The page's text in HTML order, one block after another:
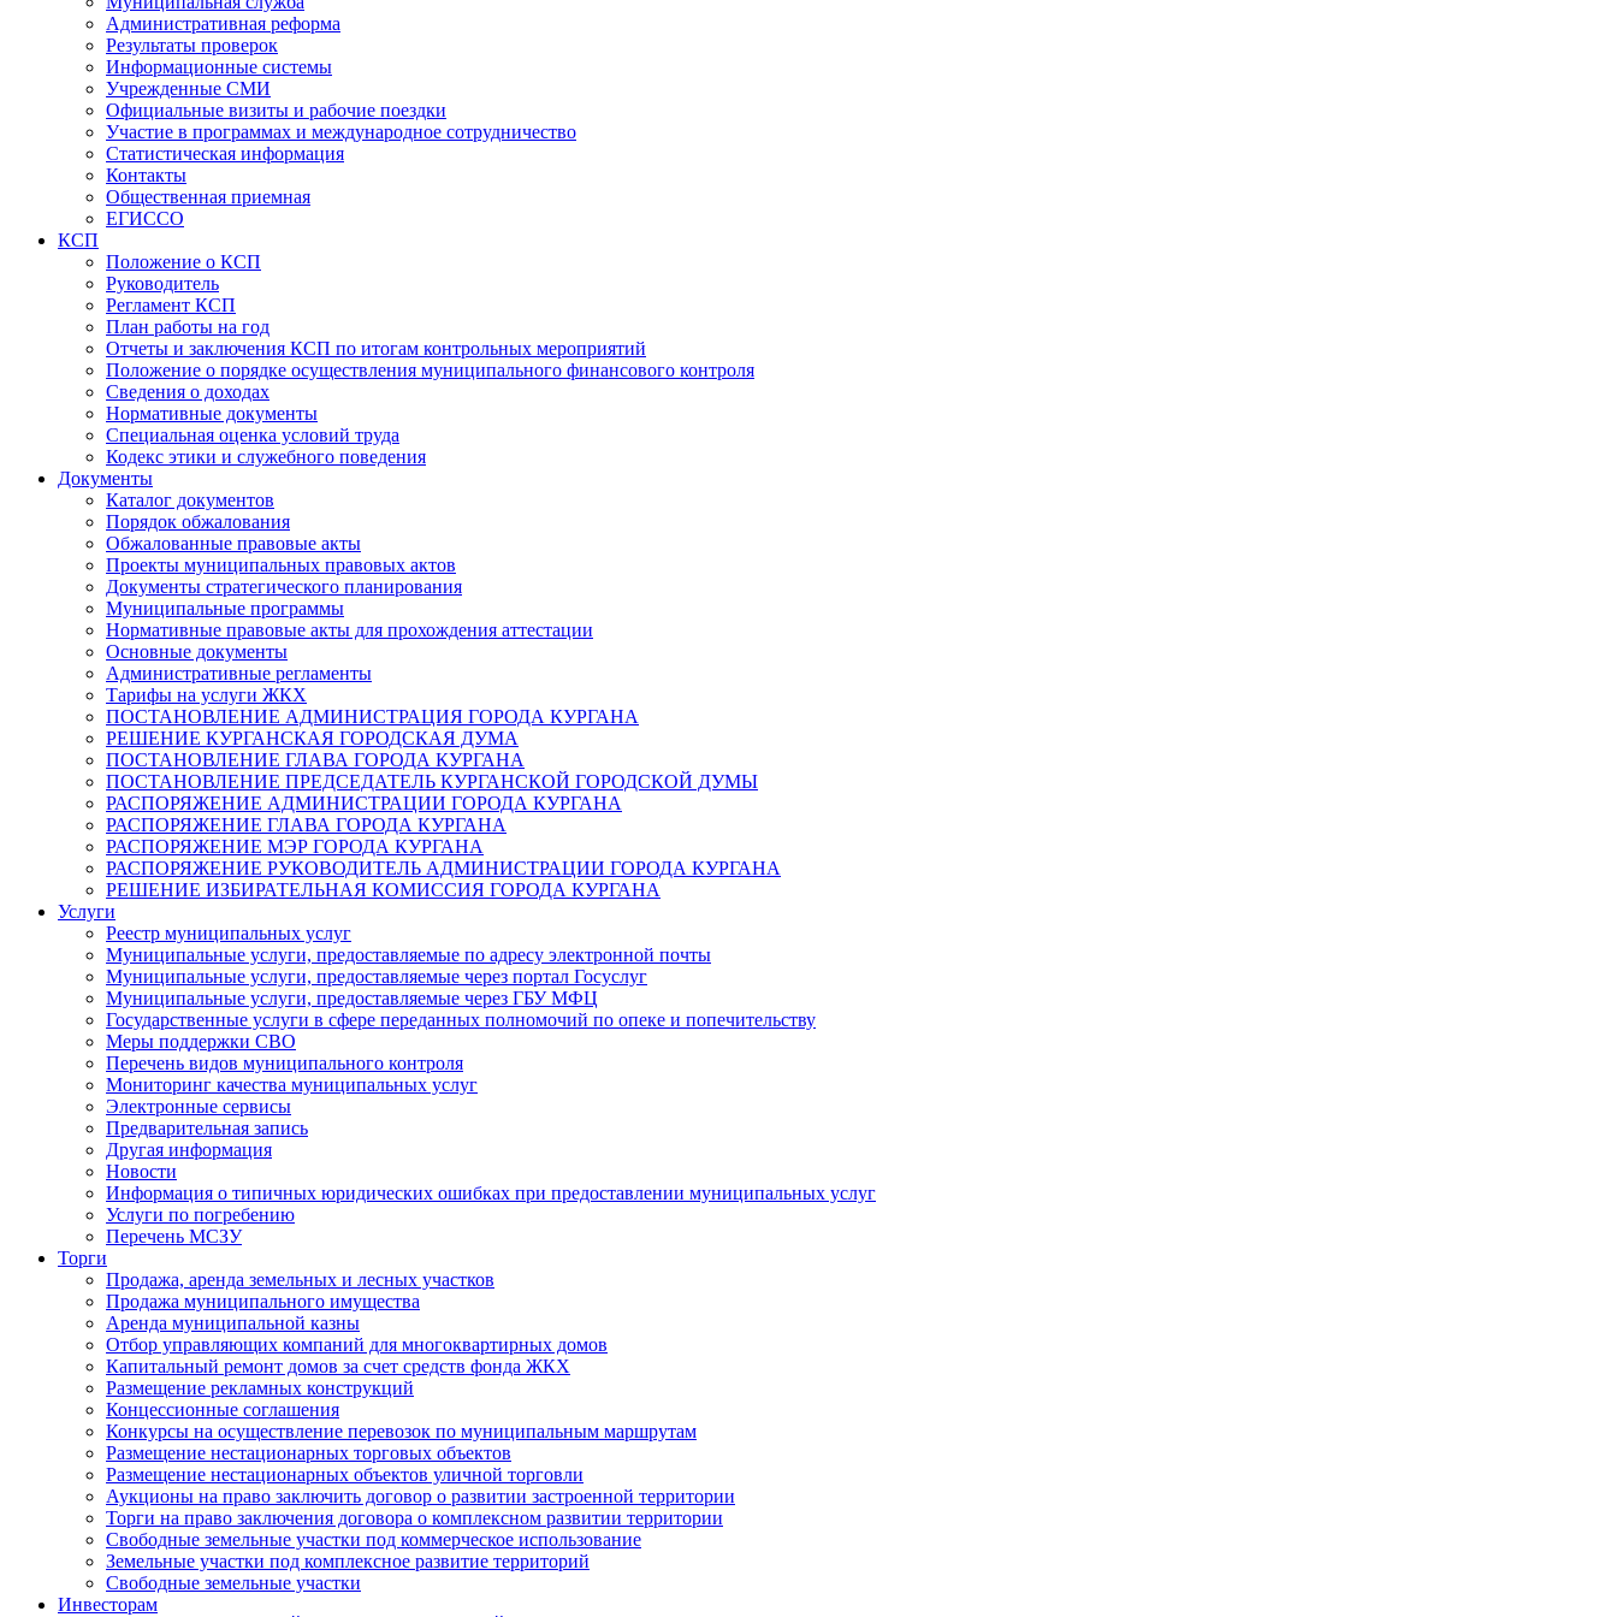
Административная реформа
Результаты проверок
Информационные системы
Учрежденные СМИ
Официальные визиты и рабочие поездки
Участие в программах и международное сотрудничество
Статистическая информация
Контакты
Общественная приемная
ЕГИССО
КСП
Положение о КСП
Руководитель
Регламент КСП
План работы на год
Отчеты и заключения КСП по итогам контрольных мероприятий
Положение о порядке осуществления муниципального финансового контроля
Сведения о доходах
Нормативные документы
Специальная оценка условий труда
Кодекс этики и служебного поведения
Документы
Каталог документов
Порядок обжалования
Обжалованные правовые акты
Проекты муниципальных правовых актов
Документы стратегического планирования
Муниципальные программы
Нормативные правовые акты для прохождения аттестации
Основные документы
Административные регламенты
Тарифы на услуги ЖКХ
ПОСТАНОВЛЕНИЕ АДМИНИСТРАЦИЯ ГОРОДА КУРГАНА
РЕШЕНИЕ КУРГАНСКАЯ ГОРОДСКАЯ ДУМА
ПОСТАНОВЛЕНИЕ ГЛАВА ГОРОДА КУРГАНА
ПОСТАНОВЛЕНИЕ ПРЕДСЕДАТЕЛЬ КУРГАНСКОЙ ГОРОДСКОЙ ДУМЫ
РАСПОРЯЖЕНИЕ АДМИНИСТРАЦИИ ГОРОДА КУРГАНА
РАСПОРЯЖЕНИЕ ГЛАВА ГОРОДА КУРГАНА
РАСПОРЯЖЕНИЕ МЭР ГОРОДА КУРГАНА
РАСПОРЯЖЕНИЕ РУКОВОДИТЕЛЬ АДМИНИСТРАЦИИ ГОРОДА КУРГАНА
РЕШЕНИЕ ИЗБИРАТЕЛЬНАЯ КОМИССИЯ ГОРОДА КУРГАНА
Услуги
Реестр муниципальных услуг
Муниципальные услуги, предоставляемые по адресу электронной почты
Муниципальные услуги, предоставляемые через портал Госуслуг
Муниципальные услуги, предоставляемые через ГБУ МФЦ
Государственные услуги в сфере переданных полномочий по опеке и попечительству
Меры поддержки СВО
Перечень видов муниципального контроля
Мониторинг качества муниципальных услуг
Электронные сервисы
Предварительная запись
Другая информация
Новости
Информация о типичных юридических ошибках при предоставлении муниципальных услуг
Услуги по погребению
Перечень МСЗУ
Торги
Продажа, аренда земельных и лесных участков
Продажа муниципального имущества
Аренда муниципальной казны
Отбор управляющих компаний для многоквартирных домов
Капитальный ремонт домов за счет средств фонда ЖКХ
Размещение рекламных конструкций
Концессионные соглашения
Конкурсы на осуществление перевозок по муниципальным маршрутам
Размещение нестационарных торговых объектов
Размещение нестационарных объектов уличной торговли
Аукционы на право заключить договор о развитии застроенной территории
Торги на право заключения договора о комплексном развитии территории
Свободные земельные участки под коммерческое использование
Земельные участки под комплексное развитие территорий
Свободные земельные участки
Инвесторам